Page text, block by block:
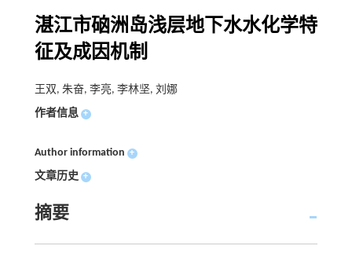
湛江市硇洲岛浅层地下水水化学特
征及成因机制
王双, 朱奋, 李亮, 李林坚, 刘娜
作者信息 +
Author information +
文章历史 +
摘要